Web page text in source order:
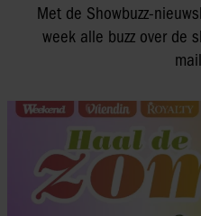
Met de Showbuzz-
week alle buzz over de